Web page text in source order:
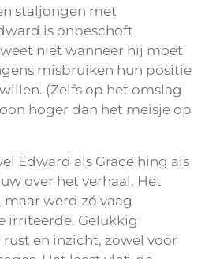
staljongen met
is onbeschoft
niet wanneer hij moet
misbruiken hun positie
(Zelfs op het omslag
hoger dan het meisje op
Edward als Grace hing als
over het verhaal. Het
werd zó vaag
irriteerde. Gelukkig
en inzicht, zowel voor